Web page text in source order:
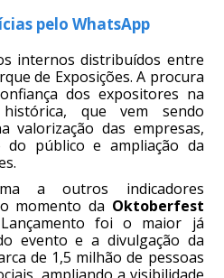
pelo WhatsApp
internos distribuídos entre
de Exposições. A procura
dos expositores na
que vem sendo
valorização das empresas,
do público e ampliação da
a outros indicadores
momento da Oktoberfest
foi o maior já
evento e a divulgação da
de 1,5 milhão de pessoas